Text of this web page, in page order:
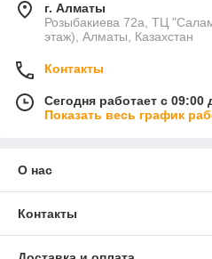
г. Алматы
Розыбакиева 72а, ТЦ
этаж), Алматы, Казахстан
Контакты
Сегодня работает с 09:00
Показать весь график
О нас
Контакты